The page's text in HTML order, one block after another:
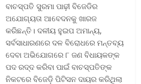
ବାଚସ୍ପତି ସୁରମା ପାଢ଼ୀ ବିଜେଡିର
ଅଯୋଗ୍ୟତା ଆବେଦନକୁ ଖାରଜ
କରିଛନ୍ତି। ଦଳୀୟ ହୁଇପ ଅମାନ୍ୟ,
ସର୍ବସାଧାରଣରେ ଦଳ ବିରୋଧରେ ମନ୍ତବ୍ୟ
ଦେବା ଅଭିଯୋଗରେ ୮ ଜଣ ବିଧାୟକଙ୍କ
ପଦ ରଦ୍ଦ କରିବା ପାଇଁ ବାଚସ୍ପତିଙ୍କ
ନିକଟରେ ବିଜେଡ଼ି ପିଟିସନ ଦାୟର କରିଥିଲା